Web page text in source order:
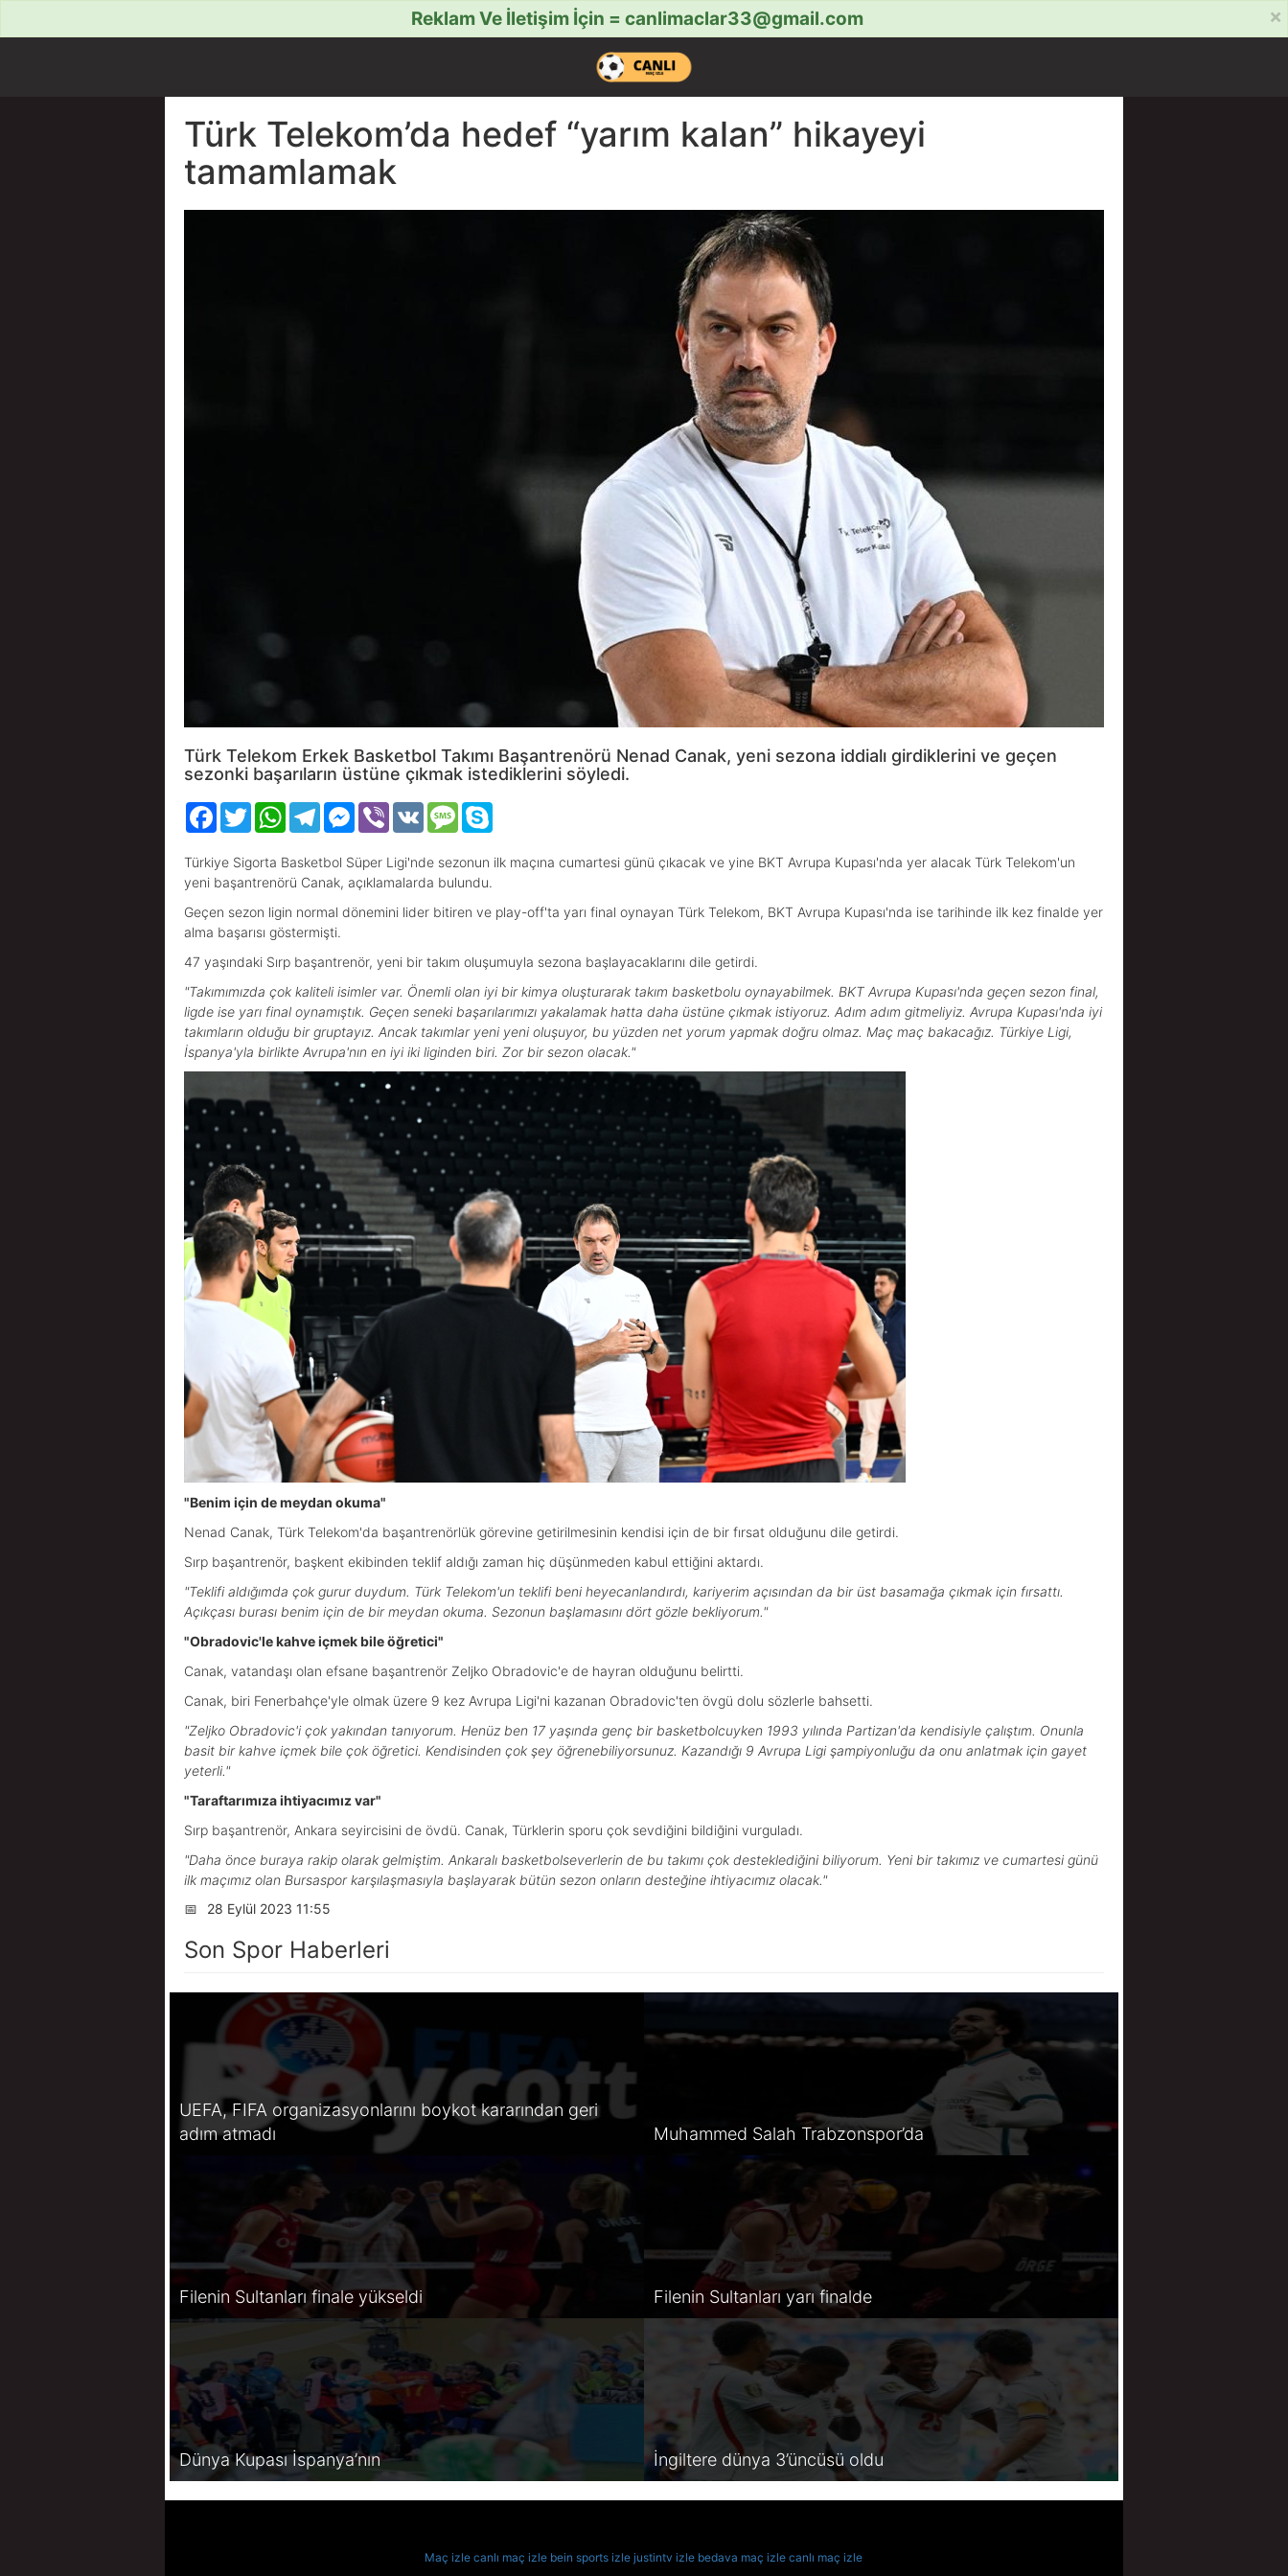
×
Reklam Ve İletişim İçin = canlimaclar33@gmail.com
Türk Telekom’da hedef “yarım kalan” hikayeyi
tamamlamak
Türk Telekom Erkek Basketbol Takımı Başantrenörü Nenad Canak, yeni sezona iddialı girdiklerini ve geçen
sezonki başarıların üstüne çıkmak istediklerini söyledi.
Facebook
TwitterWhatsAppTelegramMessenger
Viber VK Message
Türkiye Sigorta Basketbol Süper Ligi'nde sezonun ilk maçına cumartesi günü çıkacak ve yine BKT Avrupa Kupası'nda yer alacak Türk Telekom'un
yeni başantrenörü Canak, açıklamalarda bulundu.
Geçen sezon ligin normal dönemini lider bitiren ve play-off'ta yarı final oynayan Türk Telekom, BKT Avrupa Kupası'nda ise tarihinde ilk kez finalde yer
alma başarısı göstermişti.
47 yaşındaki Sırp başantrenör, yeni bir takım oluşumuyla sezona başlayacaklarını dile getirdi.
"Takımımızda çok kaliteli isimler var. Önemli olan iyi bir kimya oluşturarak takım basketbolu oynayabilmek. BKT Avrupa Kupası'nda geçen sezon final,
ligde ise yarı final oynamıştık. Geçen seneki başarılarımızı yakalamak hatta daha üstüne çıkmak istiyoruz. Adım adım gitmeliyiz. Avrupa Kupası'nda iyi
takımların olduğu bir gruptayız. Ancak takımlar yeni yeni oluşuyor, bu yüzden net yorum yapmak doğru olmaz. Maç maç bakacağız. Türkiye Ligi,
İspanya'yla birlikte Avrupa'nın en iyi iki liginden biri. Zor bir sezon olacak."
"Benim için de meydan okuma"
Nenad Canak, Türk Telekom'da başantrenörlük görevine getirilmesinin kendisi için de bir fırsat olduğunu dile getirdi.
Sırp başantrenör, başkent ekibinden teklif aldığı zaman hiç düşünmeden kabul ettiğini aktardı.
"Teklifi aldığımda çok gurur duydum. Türk Telekom'un teklifi beni heyecanlandırdı, kariyerim açısından da bir üst basamağa çıkmak için fırsattı.
Açıkçası burası benim için de bir meydan okuma. Sezonun başlamasını dört gözle bekliyorum."
"Obradovic'le kahve içmek bile öğretici"
Canak, vatandaşı olan efsane başantrenör Zeljko Obradovic'e de hayran olduğunu belirtti.
Canak, biri Fenerbahçe'yle olmak üzere 9 kez Avrupa Ligi'ni kazanan Obradovic'ten övgü dolu sözlerle bahsetti.
"Zeljko Obradovic'i çok yakından tanıyorum. Henüz ben 17 yaşında genç bir basketbolcuyken 1993 yılında Partizan'da kendisiyle çalıştım. Onunla
basit bir kahve içmek bile çok öğretici. Kendisinden çok şey öğrenebiliyorsunuz. Kazandığı 9 Avrupa Ligi şampiyonluğu da onu anlatmak için gayet
yeterli."
"Taraftarımıza ihtiyacımız var"
Sırp başantrenör, Ankara seyircisini de övdü. Canak, Türklerin sporu çok sevdiğini bildiğini vurguladı.
"Daha önce buraya rakip olarak gelmiştim. Ankaralı basketbolseverlerin de bu takımı çok desteklediğini biliyorum. Yeni bir takımız ve cumartesi günü
ilk maçımız olan Bursaspor karşılaşmasıyla başlayarak bütün sezon onların desteğine ihtiyacımız olacak."
📅
28 Eylül 2023 11:55
Son Spor Haberleri
UEFA, FIFA organizasyonlarını boykot kararından geri
adım atmadı
Muhammed Salah Trabzonspor’da
Filenin Sultanları finale yükseldi Filenin Sultanları yarı finalde
Dünya Kupası İspanya’nın İngiltere dünya 3’üncüsü oldu
Maç izle canlı maç izle bein sports izle justintv izle bedava maç izle canlı maç izle